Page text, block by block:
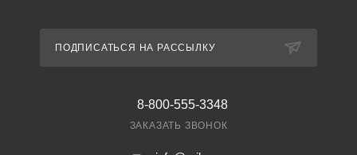
ПОДПИСАТЬСЯ НА РАССЫЛКУ
8-800-555-3348
ЗАКАЗАТЬ ЗВОНОК